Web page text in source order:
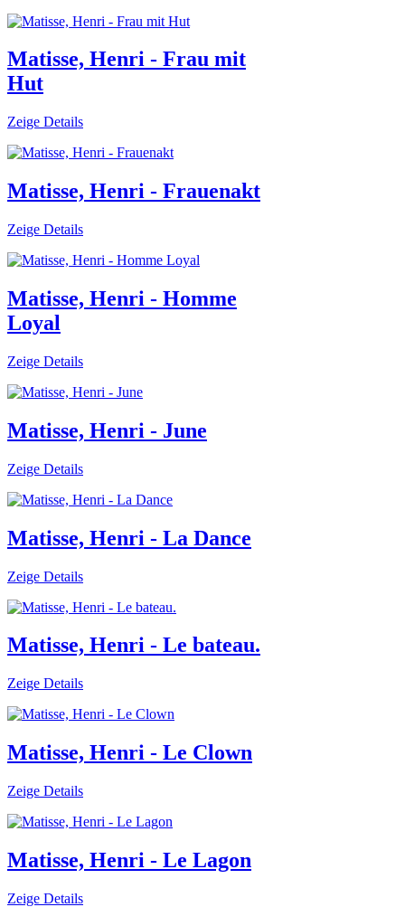
Matisse, Henri - Frau mit
Hut
Zeige Details
Matisse, Henri - Frauenakt
Zeige Details
Matisse, Henri - Homme
Loyal
Zeige Details
Matisse, Henri - June
Zeige Details
Matisse, Henri - La Dance
Zeige Details
Matisse, Henri - Le bateau.
Zeige Details
Matisse, Henri - Le Clown
Zeige Details
Matisse, Henri - Le Lagon
Zeige Details